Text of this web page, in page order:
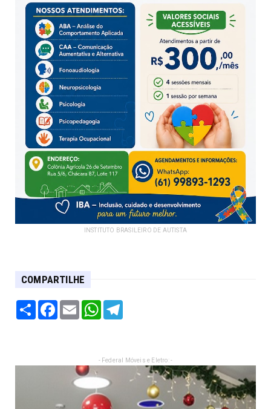
INSTITUTO BRASILEIRO DE AUTISTA
COMPARTILHE
Share Facebook
Email WhatsApp
- Federal Móveis e Eletro: -